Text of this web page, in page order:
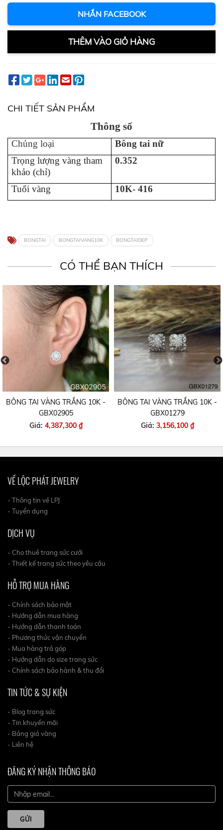
NHẮN FACEBOOK
THÊM VÀO GIỎ HÀNG
CHI TIẾT SẢN PHẨM
Thông số
Chủng loại Bông tai nữ
Trọng lượng vàng tham
khảo (chỉ)
0.352
Tuổi vàng 10K- 416
BONGTAI BONGTAIVANG10K BONGTAIDEP
CÓ THỂ BẠN THÍCH
BÔNG TAI VÀNG TRẮNG 10K -
GBX02905
Giá: 4,387,300 ₫
BÔNG TAI VÀNG TRẮNG 10K -
GBX01279
Giá: 3,156,100 ₫
VỀ LỘC PHÁT JEWELRY
- Thông tin về LPJ
- Tuyển dụng
DỊCH VỤ
- Cho thuê trang sức cưới
- Thiết kế trang sức theo yêu cầu
HỖ TRỢ MUA HÀNG
- Chính sách bảo mật
- Hướng dẫn mua hàng
- Hướng dẫn thanh toán
- Phương thức vận chuyển
- Mua hàng trả góp
- Hướng dẫn do size trang sức
- Chính sách bảo hành & thu đổi
TIN TỨC & SỰ KIỆN
- Blog trang sức
- Tin khuyến mãi
- Bảng giá vàng
- Liên hệ
ĐĂNG KÝ NHẬN THÔNG BÁO
GỬI